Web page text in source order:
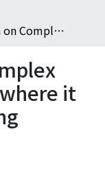
1087 Research on Complex Dynamical Systems: where it is and where it is going
it